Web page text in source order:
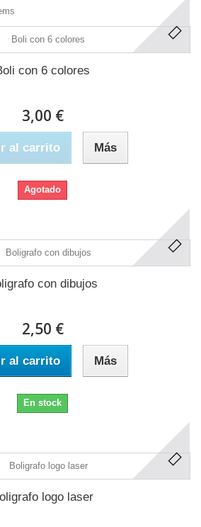
con 6 colores
3,00 €
al carrito Más
Agotado
con dibujos
2,50 €
al carrito Más
En stock
logo laser